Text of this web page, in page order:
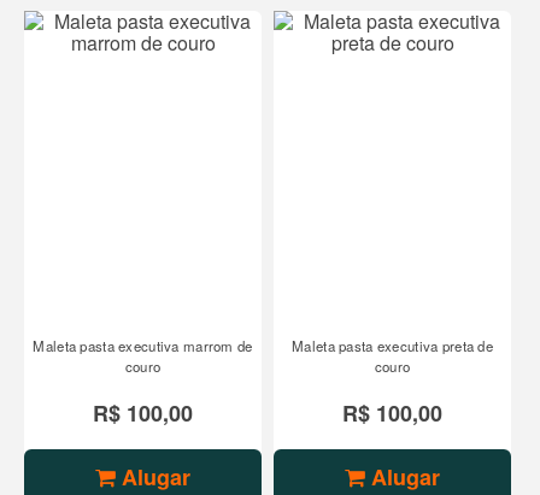
Maleta pasta executiva marrom de
couro
R$ 100,00
Alugar
Maleta pasta executiva preta de
couro
R$ 100,00
Alugar